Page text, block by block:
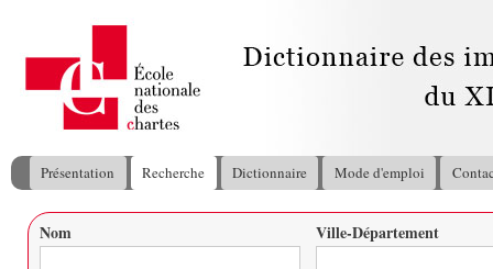
Menu principal
Présentation Recherche Dictionnaire Mode d'emploi
Vous êtes ici
Nom Ville-Département